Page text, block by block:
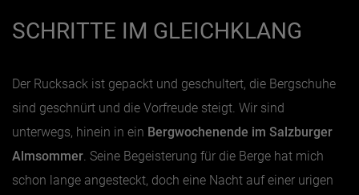
Jänner
März
April
Mai
Juni
SCHRITTE IM GLEICHKLANG
Der Rucksack ist gepackt und geschultert, die Bergschuhe
sind geschnürt und die Vorfreude steigt. Wir sind
unterwegs, hinein in ein Bergwochenende im Salzburger
Almsommer . Seine Begeisterung für die Berge hat mich
schon lange angesteckt, doch eine Nacht auf einer urigen